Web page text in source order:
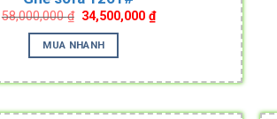
58,000,000₫ Original
price
was:
58,000,000 ₫.
34,500,000₫Current
price
MUA NHANH